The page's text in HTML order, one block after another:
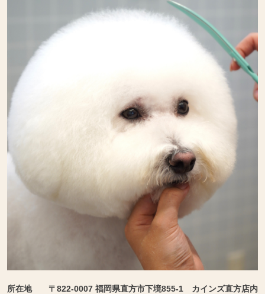
所在地 〒822-0007 福岡県直方市下境855-1 カインズ直方店内